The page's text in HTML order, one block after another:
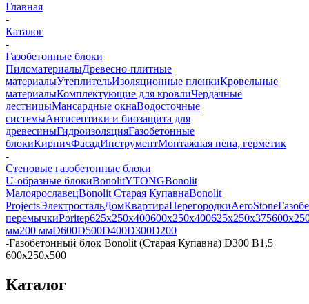
Главная
-
Каталог
-
Газобетонные блоки
ПиломатериалыДревесно-плитные
материалыУтеплительИзоляционные пленкиКровельные
материалыКомплектующие для кровлиЧердачные
лестницыМансардные окнаВодосточные
системыАнтисептики и биозащита для
древесиныГидроизоляцияГазобетонные
блокиКирпичФасадИнструментМонтажная пена, герметик
-
Стеновые газобетонные блоки
U-образные блокиBonolitYTONGBonolit
МалоярославецBonolit Старая КупавнаBonolit
ProjectsЭлектростальДомКвартираПерегородкиAeroStone
перемычкиPoritep625x250x400600x250x400625x250x375
мм200 ммD600D500D400D300D200
-Газобетонный блок Bonolit (Старая Купавна) D300 B1,5
600х250х500
Каталог